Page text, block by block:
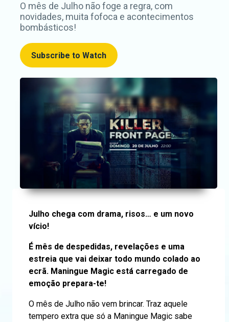
O mês de Julho não foge a regra, com
novidades, muita fofoca e acontecimentos
bombásticos!
Subscribe to Watch
Julho chega com drama, risos… e um novo
vício!
É mês de despedidas, revelações e uma
estreia que vai deixar todo mundo colado ao
ecrã. Maningue Magic está carregado de
emoção prepara-te!
O mês de Julho não vem brincar. Traz aquele
tempero extra que só a Maningue Magic sabe